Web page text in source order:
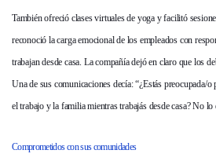
También ofreció clases virtuales de yoga y facilitó
reconoció la carga emocional de los empleados con
trabajan desde casa. La compañía dejó en claro que los
Una de sus comunicaciones decía: “¿Estás preocupada/o
el trabajo y la familia mientras trabajás desde casa? No lo
Comprometidos con sus comunidades